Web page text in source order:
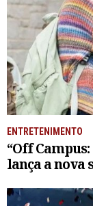
ENTRETENIMENTO
“Off
lança a nova